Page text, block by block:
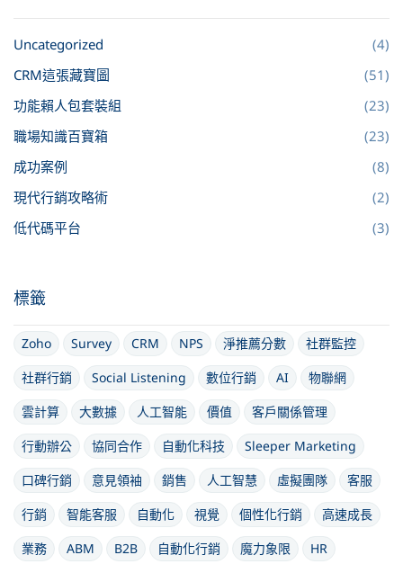
Uncategorized
(4)
CRM這張藏寶圖
(51)
功能賴人包套裝組
(23)
職場知識百寶箱
(23)
成功案例
(8)
現代行銷攻略術
(2)
低代碼平台
(3)
標籤
Zoho Survey CRM NPS 淨推薦分數
社群監控
社群行銷
Social Listening 數位行銷 AI
物聯網
雲計算
大數據 人工智能 價值
客戶關係管理
行動辦公
協同合作 自動化科技
Sleeper Marketing
口碑行銷
意見領袖 銷售 人工智慧 虛擬團隊
客服
行銷
智能客服 自動化 視覺 個性化行銷
高速成長
業務
ABM B2B 自動化行銷 魔力象限
HR